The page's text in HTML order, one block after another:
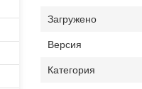
Загружено
Версия
Категория